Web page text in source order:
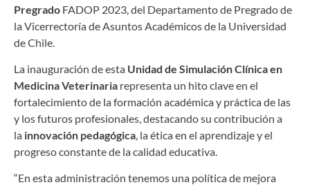
Pregrado FADOP 2023, del Departamento de Pregrado de
la Vicerrectoría de Asuntos Académicos de la Universidad
de Chile.
La inauguración de esta Unidad de Simulación Clínica en
Medicina Veterinaria representa un hito clave en el
fortalecimiento de la formación académica y práctica de las
y los futuros profesionales, destacando su contribución a
la innovación pedagógica, la ética en el aprendizaje y el
progreso constante de la calidad educativa.
“En esta administración tenemos una política de mejora